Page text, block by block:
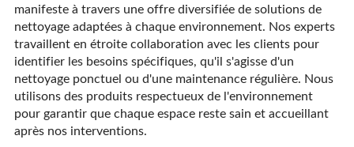
manifeste à travers une offre diversifiée de solutions de
nettoyage adaptées à chaque environnement. Nos experts
travaillent en étroite collaboration avec les clients pour
identifier les besoins spécifiques, qu'il s'agisse d'un
nettoyage ponctuel ou d'une maintenance régulière. Nous
utilisons des produits respectueux de l'environnement
pour garantir que chaque espace reste sain et accueillant
après nos interventions.